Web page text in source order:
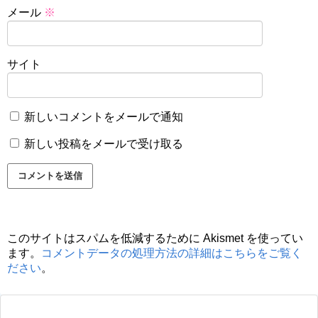
メール ※
サイト
新しいコメントをメールで通知
新しい投稿をメールで受け取る
このサイトはスパムを低減するために Akismet を使ってい
ます。
コメントデータの処理方法の詳細はこちらをご覧く
ださい。